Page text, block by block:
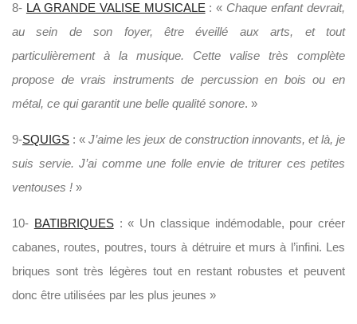
8- LA GRANDE VALISE MUSICALE : « Chaque enfant devrait,
au sein de son foyer, être éveillé aux arts, et tout
particulièrement à la musique. Cette valise très complète
propose de vrais instruments de percussion en bois ou en
métal, ce qui garantit une belle qualité sonore. »
9-SQUIGS : « J’aime les jeux de construction innovants, et là, je
suis servie. J’ai comme une folle envie de triturer ces petites
ventouses ! »
10- BATIBRIQUES: « Un classique indémodable, pour créer
cabanes, routes, poutres, tours à détruire et murs à l’infini. Les
briques sont très légères tout en restant robustes et peuvent
donc être utilisées par les plus jeunes »